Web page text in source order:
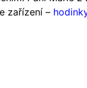
zařízení –